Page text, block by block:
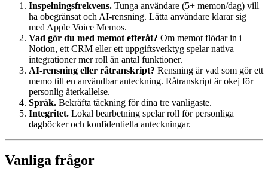
Inspelningsfrekvens. Tunga användare (5+ memon/dag) vill
ha obegränsat och AI-rensning. Lätta användare klarar sig
med Apple Voice Memos.
Vad gör du med memot efteråt? Om memot flödar in i
Notion, ett CRM eller ett uppgiftsverktyg spelar nativa
integrationer mer roll än antal funktioner.
AI-rensning eller råtranskript? Rensning är vad som gör ett
memo till en användbar anteckning. Råtranskript är okej för
personlig återkallelse.
Språk. Bekräfta täckning för dina tre vanligaste.
Integritet. Lokal bearbetning spelar roll för personliga
dagböcker och konfidentiella anteckningar.
Vanliga frågor